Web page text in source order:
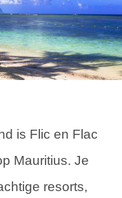
is Flic en Flac
Mauritius. Je
resorts,